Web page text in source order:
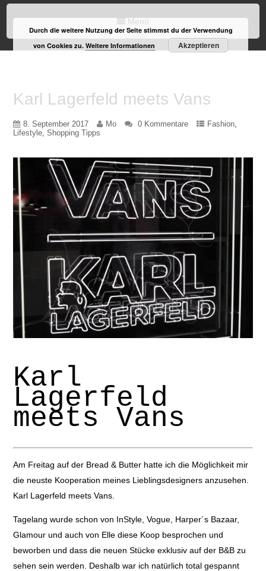
Menü
Karl Lagerfeld meets Vans
8. September 2017 Mo 0 Kommentare Fashion,
Lifestyle, Shopping Tipps
Karl
Lagerfeld
meets Vans
Am Freitag auf der Bread & Butter hatte ich die Möglichkeit mir
die neuste Kooperation meines Lieblingsdesigners anzusehen.
Karl Lagerfeld meets Vans.
Tagelang wurde schon von InStyle, Vogue, Harper´s Bazaar,
Glamour und auch von Elle diese Koop besprochen und
beworben und dass die neuen Stücke exklusiv auf der B&B zu
sehen sein werden. Deshalb war ich natürlich total gespannt
Durch die weitere Nutzung der Seite stimmst du der Verwendung
von Cookies zu.Weitere Informationen Akzeptieren